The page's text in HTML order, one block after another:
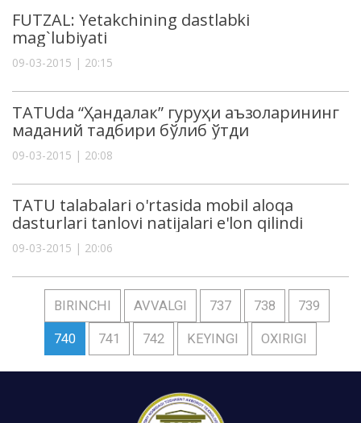
FUTZAL: Yetakchining dastlabki
mag`lubiyati
09-03-2015 | 20:15
TATUda “Ҳандалак” гуруҳи аъзоларининг
маданий тадбири бўлиб ўтди
09-03-2015 | 20:08
TATU talabalari o'rtasida mobil aloqa
dasturlari tanlovi natijalari e'lon qilindi
09-03-2015 | 20:06
BIRINCHI AVVALGI 737 738 739
740 741 742 KEYINGI OXIRIGI